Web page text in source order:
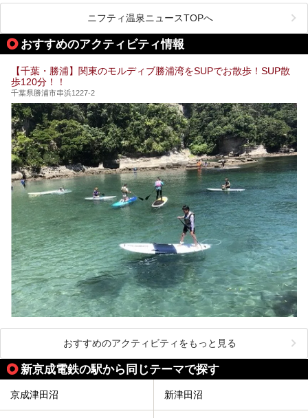
県で生まれ、千葉県で育ち、つい最近まで千葉在住だった私
がお勧めする、一度は入るべき千葉の温泉・スパ34選をま
とめました。
ニフティ温泉ニュースTOPへ
おすすめのアクティビティ情報
【千葉・勝浦】関東のモルディブ勝浦湾をSUPでお散歩！SUP散
歩120分！！
千葉県勝浦市串浜1227-2
おすすめのアクティビティをもっと見る
新京成電鉄の駅から同じテーマで探す
京成津田沼 新津田沼